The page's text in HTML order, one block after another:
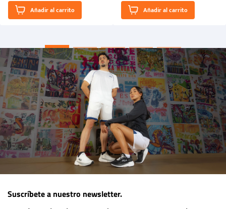
El Rugido del Sol Naciente:
“Primeros para la Et...
Añadir al carrito Añadir al carrito
Suscríbete a nuestro newsletter.